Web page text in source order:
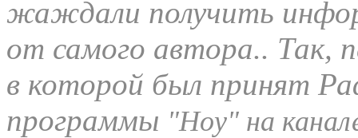
жаждали получить
от самого автора.. Так,
в которой был принят
программы "Hoy" на